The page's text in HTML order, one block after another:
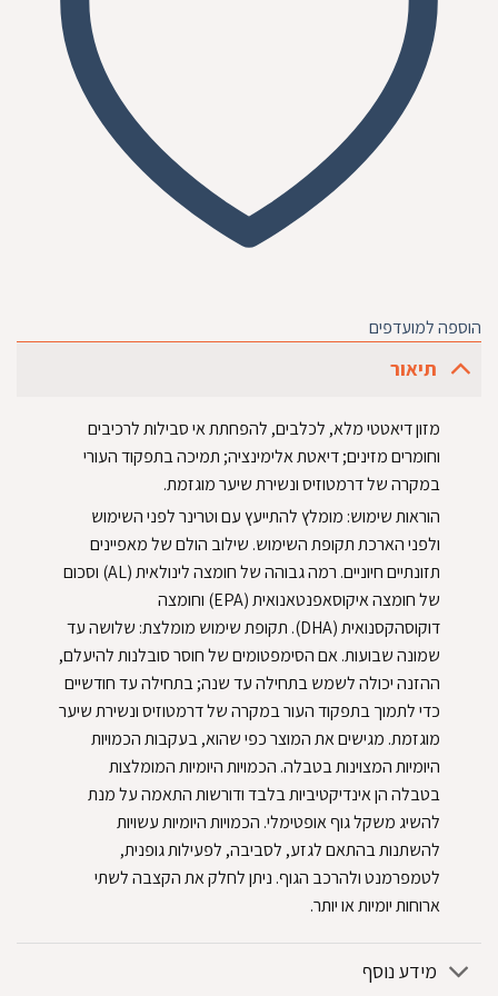
הוספה למועדפים
תיאור
מזון דיאטטי מלא, לכלבים, להפחתת אי סבילות לרכיבים
וחומרים מזינים; דיאטת אלימינציה; תמיכה בתפקוד העורי
במקרה של דרמטוזיס ונשירת שיער מוגזמת.
הוראות שימוש: מומלץ להתייעץ עם וטרינר לפני השימוש
ולפני הארכת תקופת השימוש. שילוב הולם של מאפיינים
תזונתיים חיוניים. רמה גבוהה של חומצה לינולאית (AL) וסכום
של חומצה איקוסאפנטאנואית (EPA) וחומצה
דוקוסהקסנואית (DHA). תקופת שימוש מומלצת: שלושה עד
שמונה שבועות. אם הסימפטומים של חוסר סובלנות להיעלם,
ההזנה יכולה לשמש בתחילה עד שנה; בתחילה עד חודשיים
כדי לתמוך בתפקוד העור במקרה של דרמטוזיס ונשירת שיער
מוגזמת. מגישים את המוצר כפי שהוא, בעקבות הכמויות
היומיות המצוינות בטבלה. הכמויות היומיות המומלצות
בטבלה הן אינדיקטיביות בלבד ודורשות התאמה על מנת
להשיג משקל גוף אופטימלי. הכמויות היומיות עשויות
להשתנות בהתאם לגזע, לסביבה, לפעילות גופנית,
לטמפרמנט ולהרכב הגוף. ניתן לחלק את הקצבה לשתי
ארוחות יומיות או יותר.
מידע נוסף